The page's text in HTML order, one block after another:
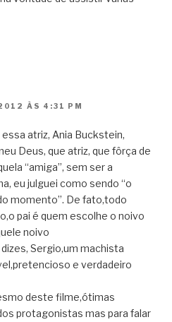
ÀS 4:31 PM
atriz, Ania Buckstein,
Deus, que atriz, que fôrça de
“amiga”, sem ser a
eu julguei como sendo “o
momento”. De fato,todo
pai é quem escolhe o noivo
noivo
Sergio,um machista
e verdadeiro
deste filme,ótimas
protagonistas mas para falar